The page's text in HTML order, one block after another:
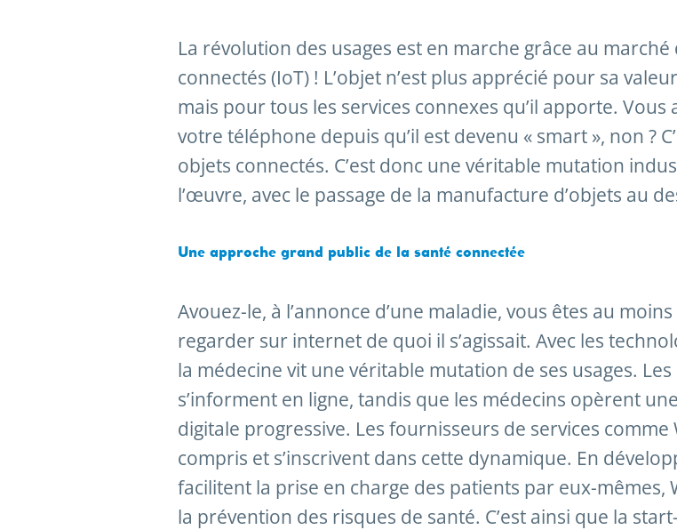
La révolution des usages est en marche grâce au marché
connectés (IoT) ! L’objet n’est plus apprécié pour sa
mais pour tous les services connexes qu’il apporte. Vous
votre téléphone depuis qu’il est devenu « smart », non ?
objets connectés. C’est donc une véritable mutation
l’œuvre, avec le passage de la manufacture d’objets au
Une approche grand public de la santé connectée
Avouez-le, à l’annonce d’une maladie, vous êtes au
regarder sur internet de quoi il s’agissait. Avec les
la médecine vit une véritable mutation de ses usages.
s’informent en ligne, tandis que les médecins opèrent
digitale progressive. Les fournisseurs de services comme
compris et s’inscrivent dans cette dynamique. En
facilitent la prise en charge des patients par eux-mêmes,
la prévention des risques de santé. C’est ainsi que la